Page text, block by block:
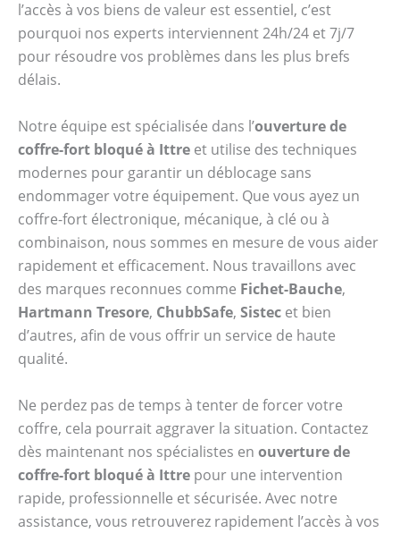
l’accès à vos biens de valeur est essentiel, c’est
pourquoi nos experts interviennent 24h/24 et 7j/7
pour résoudre vos problèmes dans les plus brefs
délais.
Notre équipe est spécialisée dans l’ouverture de
coffre-fort bloqué à Ittre et utilise des techniques
modernes pour garantir un déblocage sans
endommager votre équipement. Que vous ayez un
coffre-fort électronique, mécanique, à clé ou à
combinaison, nous sommes en mesure de vous aider
rapidement et efficacement. Nous travaillons avec
des marques reconnues comme Fichet-Bauche,
Hartmann Tresore, ChubbSafe, Sistec et bien
d’autres, afin de vous offrir un service de haute
qualité.
Ne perdez pas de temps à tenter de forcer votre
coffre, cela pourrait aggraver la situation. Contactez
dès maintenant nos spécialistes en ouverture de
coffre-fort bloqué à Ittre pour une intervention
rapide, professionnelle et sécurisée. Avec notre
assistance, vous retrouverez rapidement l’accès à vos